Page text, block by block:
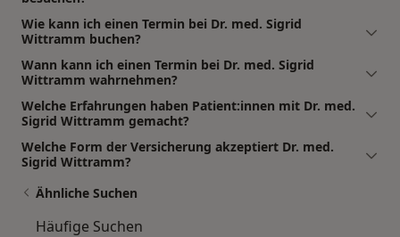
Wie kann ich einen Termin bei Dr. med. Sigrid
Wittramm buchen?
Wann kann ich einen Termin bei Dr. med. Sigrid
Wittramm wahrnehmen?
Welche Erfahrungen haben Patient:innen mit Dr. med.
Sigrid Wittramm gemacht?
Welche Form der Versicherung akzeptiert Dr. med.
Sigrid Wittramm?
Ähnliche Suchen
Häufige Suchen